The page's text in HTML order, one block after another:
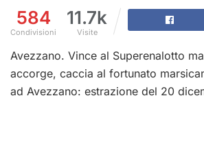
584
Condivisioni
11.7k
Visite
Avezzano. Vince al Superenalotto
accorge, caccia al fortunato
ad Avezzano: estrazione del 20